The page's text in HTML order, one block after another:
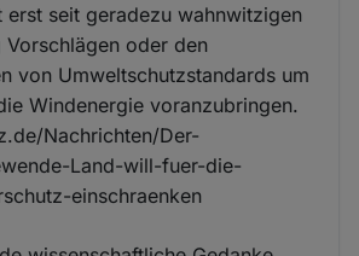
erst seit geradezu wahnwitzigen
Vorschlägen oder den
von Umweltschutzstandards um
Windenergie voranzubringen.
Nachrichten/Der-
Land-will-fuer-die-
einschraenken